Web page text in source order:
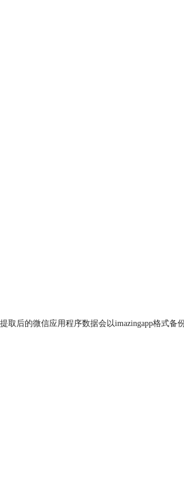
提取后的微信应用程序数据会以imazingapp格式备